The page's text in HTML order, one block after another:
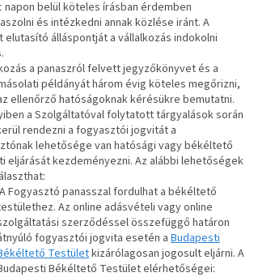
napon belül köteles írásban érdemben
és intézkedni annak közlése iránt. A
elutasító álláspontját a vállalkozás indokolni
a panaszról felvett jegyzőkönyvet és a
példányát három évig köteles megőrizni,
ellenőrző hatóságoknak kérésükre bemutatni.
a Szolgáltatóval folytatott tárgyalások során
rendezni a fogyasztói jogvitát a
lehetősége van hatósági vagy békéltető
eljárását kezdeményezni. Az alábbi lehetőségek
A Fogyasztó panasszal fordulhat a békéltető
Az online adásvételi vagy online
szerződéssel összefüggő határon
fogyasztói jogvita esetén a Budapesti
Testületkizárólagosan jogosult eljárni. A
Békéltető Testület elérhetőségei: